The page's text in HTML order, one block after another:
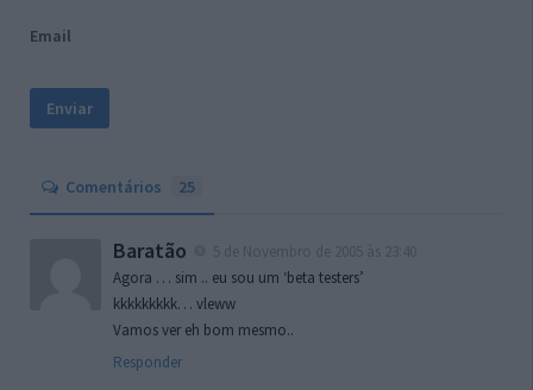
Email
Comentários 25
Baratão
Agora … sim .. eu sou um ‘beta testers’
kkkkkkkkk… vleww
Vamos ver eh bom mesmo..
Responder